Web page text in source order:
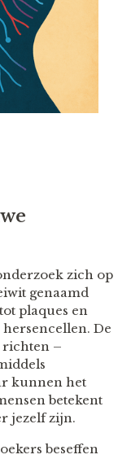
zich op
genaamd
plaques en
De
richten –
kunnen het
betekent
jezelf zijn.
beseffen